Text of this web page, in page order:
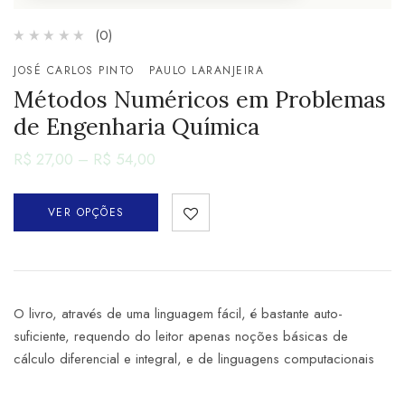
(0)
JOSÉ CARLOS PINTO PAULO LARANJEIRA
Métodos Numéricos em Problemas
de Engenharia Química
R$ 27,00 – R$ 54,00
VER OPÇÕES
O livro, através de uma linguagem fácil, é bastante auto-
suficiente, requendo do leitor apenas noções básicas de
cálculo diferencial e integral, e de linguagens computacionais